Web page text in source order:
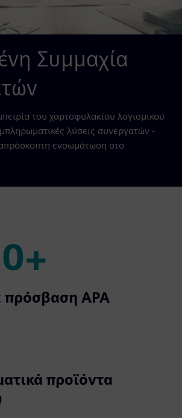
Συμμαχία
του χαρτοφυλακίου λογισμικού
λύσεις συνεργατών -
ενσωμάτωση στο
πρόσβαση APA
προϊόντα